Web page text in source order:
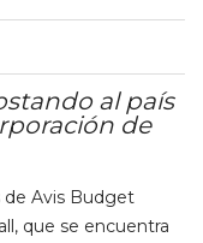
al país
de
de Avis Budget
que se encuentra